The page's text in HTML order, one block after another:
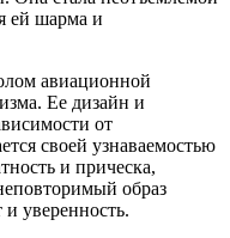
ей шарма и
авиационной
Ее дизайн и
от
своей узнаваемостью
и прическа,
образ
уверенность.